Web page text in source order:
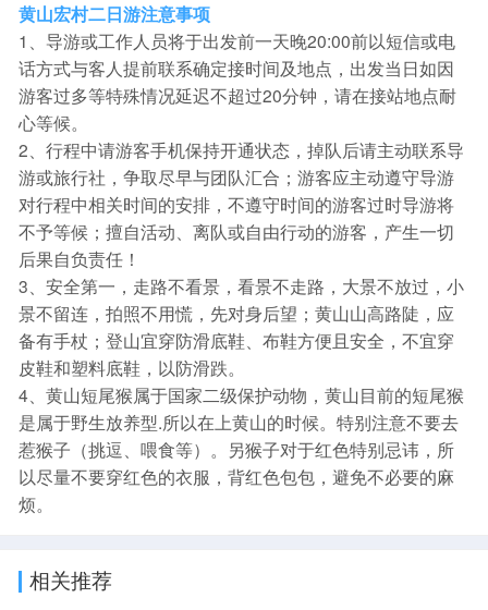
黄山宏村二日游注意事项
1、导游或工作人员将于出发前一天晚20:00前以短信或电
话方式与客人提前联系确定接时间及地点，出发当日如因
游客过多等特殊情况延迟不超过20分钟，请在接站地点耐
心等候。
2、行程中请游客手机保持开通状态，掉队后请主动联系导
游或旅行社，争取尽早与团队汇合；游客应主动遵守导游
对行程中相关时间的安排，不遵守时间的游客过时导游将
不予等候；擅自活动、离队或自由行动的游客，产生一切
后果自负责任！
3、安全第一，走路不看景，看景不走路，大景不放过，小
景不留连，拍照不用慌，先对身后望；黄山山高路陡，应
备有手杖；登山宜穿防滑底鞋、布鞋方便且安全，不宜穿
皮鞋和塑料底鞋，以防滑跌。
4、黄山短尾猴属于国家二级保护动物，黄山目前的短尾猴
是属于野生放养型.所以在上黄山的时候。特别注意不要去
惹猴子（挑逗、喂食等）。另猴子对于红色特别忌讳，所
以尽量不要穿红色的衣服，背红色包包，避免不必要的麻
烦。
相关推荐